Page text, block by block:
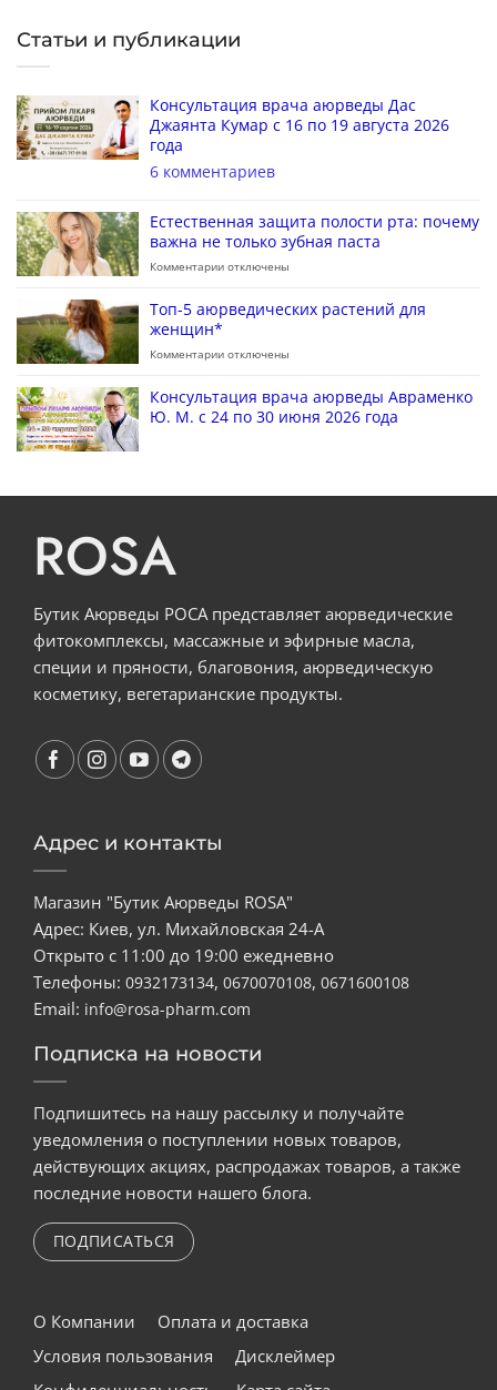
Статьи и публикации
Консультация врача аюрведы Дас
Джаянта Кумар с 16 по 19 августа 2026
года
6 комментариев
Естественная защита полости рта: почему
важна не только зубная паста
Комментарии отключены
Топ-5 аюрведических растений для
женщин*
Комментарии отключены
Консультация врача аюрведы Авраменко
Ю. М. с 24 по 30 июня 2026 года
ROSA
Бутик Аюрведы РОСА представляет аюрведические
фитокомплексы, массажные и эфирные масла,
специи и пряности, благовония, аюрведическую
косметику, вегетарианские продукты.
Адрес и контакты
Магазин "Бутик Аюрведы ROSA"
Адрес: Киев, ул. Михайловская 24-А
Открыто с 11:00 до 19:00 ежедневно
Телефоны: 0932173134, 0670070108, 0671600108
Email: info@rosa-pharm.com
Подписка на новости
Подпишитесь на нашу рассылку и получайте
уведомления о поступлении новых товаров,
действующих акциях, распродажах товаров, а также
последние новости нашего блога.
ПОДПИСАТЬСЯ
О Компании
Оплата и доставка
Условия пользования
Дисклеймер